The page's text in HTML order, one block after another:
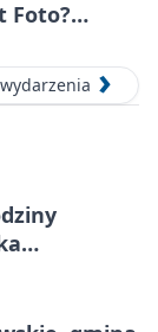
Foto?